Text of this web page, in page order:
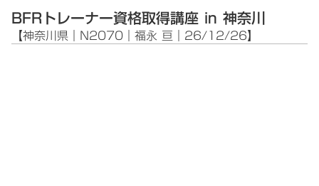
BFRトレーナー資格取得講座 in 神奈川
【神奈川県｜N2070｜福永 亘｜26/12/26】